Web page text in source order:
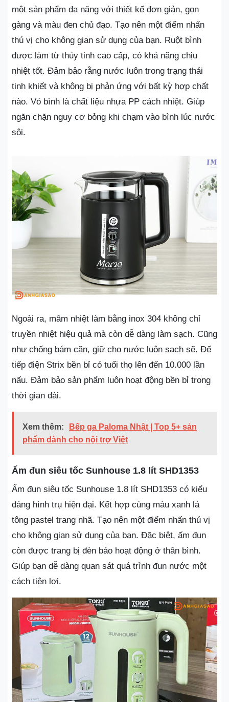
một sản phẩm đa năng với thiết kế đơn giản, gọn
gàng và màu đen chủ đạo. Tạo nên một điểm nhấn
thú vị cho không gian sử dụng của bạn. Ruột bình
được làm từ thủy tinh cao cấp, có khả năng chịu
nhiệt tốt. Đảm bảo rằng nước luôn trong trạng thái
tinh khiết và không bị phản ứng với bất kỳ hợp chất
nào. Vỏ bình là chất liệu nhựa PP cách nhiệt. Giúp
ngăn chặn nguy cơ bỏng khi chạm vào bình lúc nước
sôi.
Ngoài ra, mâm nhiệt làm bằng inox 304 không chỉ
truyền nhiệt hiệu quả mà còn dễ dàng làm sạch. Cũng
như chống bám cặn, giữ cho nước luôn sạch sẽ. Đế
tiếp điện Strix bền bỉ có tuổi thọ lên đến 10.000 lần
nấu. Đảm bảo sản phẩm luôn hoạt động bền bỉ trong
thời gian dài.
Xem thêm:
Bếp ga Paloma Nhật | Top 5+ sản
phẩm dành cho nội trợ Việt
Ấm đun siêu tốc Sunhouse 1.8 lít SHD1353
Ấm đun siêu tốc Sunhouse 1.8 lít SHD1353 có kiểu
dáng hình trụ hiện đại. Kết hợp cùng màu xanh lá
tông pastel trang nhã. Tạo nên một điểm nhấn thú vị
cho không gian sử dụng của bạn. Đặc biệt, ấm đun
còn được trang bị đèn báo hoạt động ở thân bình.
Giúp bạn dễ dàng quan sát quá trình đun nước một
cách tiện lợi.